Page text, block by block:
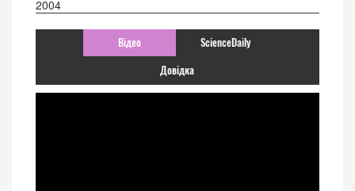
2004
Відео ScienceDaily
Довідка